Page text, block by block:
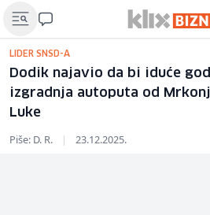
LIDER SNSD-A
Dodik najavio da bi iduće
izgradnja autoputa od
Luke
Piše: D. R. | 23.12.2025.